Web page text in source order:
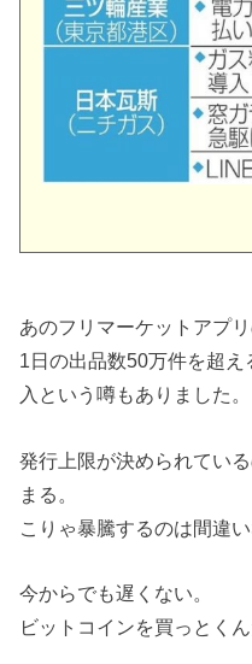
あのフリマーケットアプリ
1日の出品数50万件を超
入という噂もありました。
発行上限が決められてい
まる。
こりゃ暴騰するのは間違い
今からでも遅くない。
ビットコインを買っとくん